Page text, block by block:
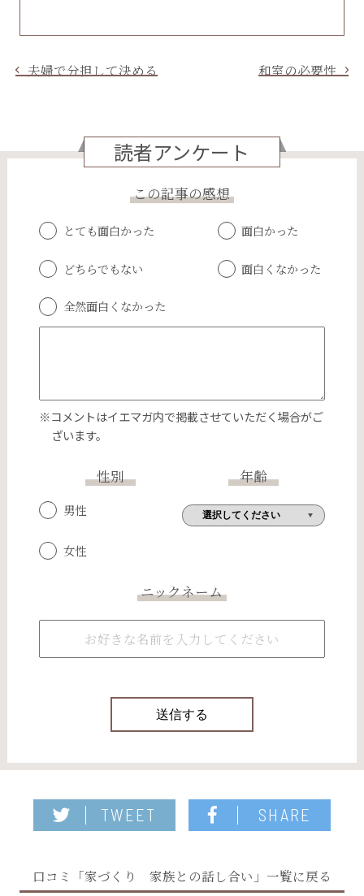
夫婦で分担して決める 和室の必要性
読者アンケート
この記事の感想
とても面白かった 面白かった
どちらでもない 面白くなかった
全然面白くなかった
※コメントはイエマガ内で掲載させていただく場合がご
ざいます。
性別
男性
女性
年齢
ニックネーム
TWEET SHARE
口コミ「家づくり 家族との話し合い」一覧に戻る